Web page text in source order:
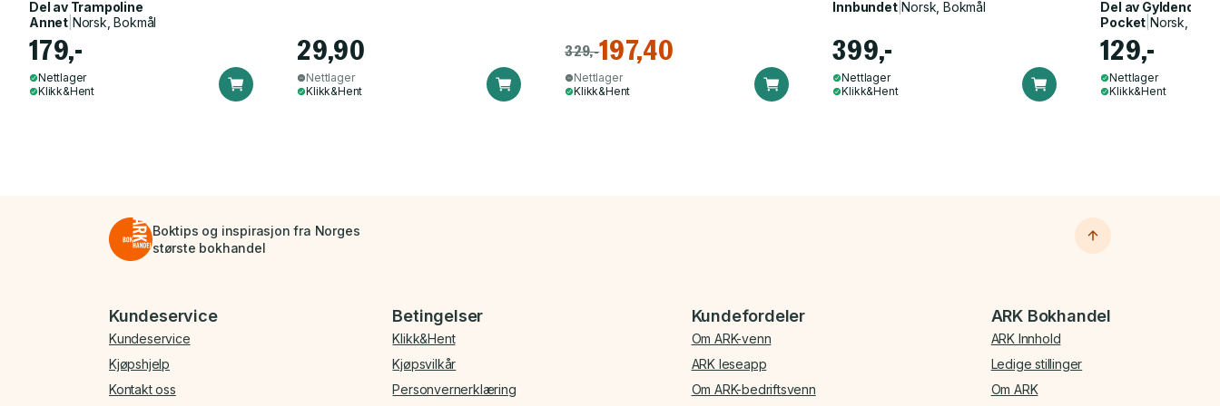
Del av Trampoline
Annet Norsk, Bokmål
179,-
Nettlager
Klikk&Hent
29,90
Nettlager
Klikk&Hent
329,-197,40
Nettlager
Klikk&Hent
Innbundet|Norsk, Bokmål
399,-
Nettlager
Klikk&Hent
Del av Gyldendal
Pocket |Norsk,
129,-
Nettlager
Klikk&Hent
Boktips og inspirasjon fra Norges
største bokhandel
Bunnmeny
Kundeservice
Kundeservice
Kjøpshjelp
Kontakt oss
Betingelser
Klikk&Hent
Kjøpsvilkår
Personvernerklæring
Kundefordeler
Om ARK-venn
ARK leseapp
Om ARK-bedriftsvenn
ARK Bokhandel
ARK Innhold
Ledige stillinger
Om ARK